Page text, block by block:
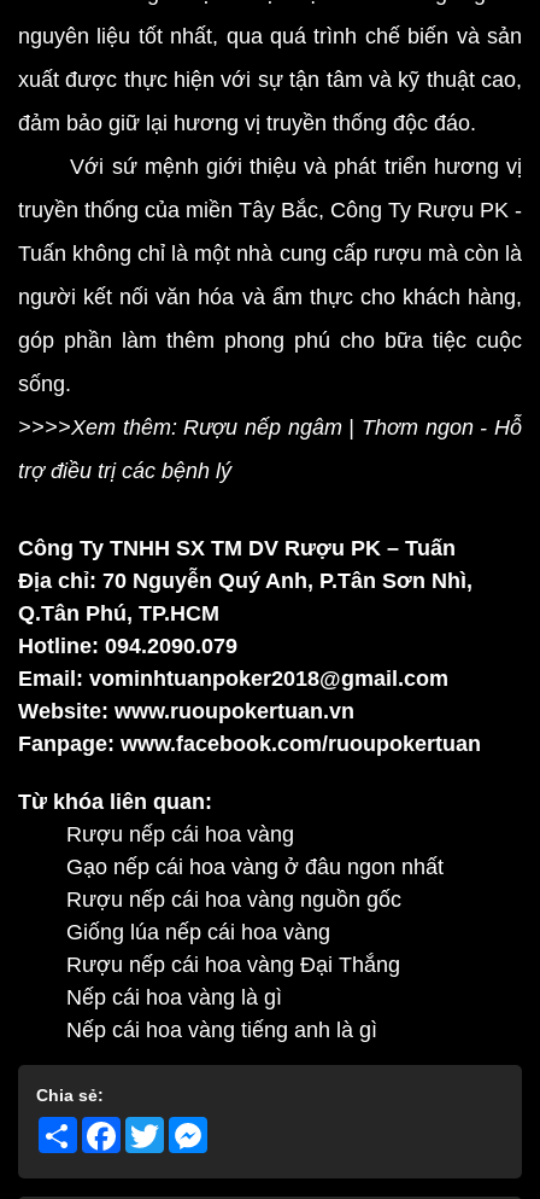
nguyên liệu tốt nhất, qua quá trình chế biến và sản
xuất được thực hiện với sự tận tâm và kỹ thuật cao,
đảm bảo giữ lại hương vị truyền thống độc đáo.
Với sứ mệnh giới thiệu và phát triển hương vị
truyền thống của miền Tây Bắc, Công Ty Rượu PK -
Tuấn không chỉ là một nhà cung cấp rượu mà còn là
người kết nối văn hóa và ẩm thực cho khách hàng,
góp phần làm thêm phong phú cho bữa tiệc cuộc
sống.
>>>>Xem thêm: Rượu nếp ngâm | Thơm ngon - Hỗ
trợ điều trị các bệnh lý
Công Ty TNHH SX TM DV Rượu PK – Tuấn
Địa chỉ: 70 Nguyễn Quý Anh, P.Tân Sơn Nhì,
Q.Tân Phú, TP.HCM
Hotline: 094.2090.079
Email: vominhtuanpoker2018@gmail.com
Website: www.ruoupokertuan.vn
Fanpage: www.facebook.com/ruoupokertuan
Từ khóa liên quan:
Rượu nếp cái hoa vàng
Gạo nếp cái hoa vàng ở đâu ngon nhất
Rượu nếp cái hoa vàng nguồn gốc
Giống lúa nếp cái hoa vàng
Rượu nếp cái hoa vàng Đại Thắng
Nếp cái hoa vàng là gì
Nếp cái hoa vàng tiếng anh là gì
Chia sẻ:
Share Facebook
Twitter